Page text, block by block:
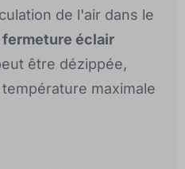
de l'air dans le
éclair
être dézippée,
maximale